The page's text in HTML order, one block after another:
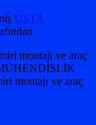
USTA
montajı ve araç
montajı ve araç